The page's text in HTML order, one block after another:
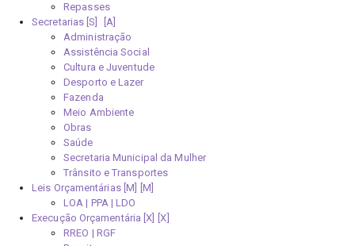
Repasses
Secretarias [S]
Administração
Assistência Social
Cultura e Juventude
Desporto e Lazer
Fazenda
Meio Ambiente
Obras
Saúde
Secretaria Municipal da Mulher
Trânsito e Transportes
Leis Orçamentárias [M]
LOA | PPA | LDO
Execução Orçamentária [X]
RREO | RGF